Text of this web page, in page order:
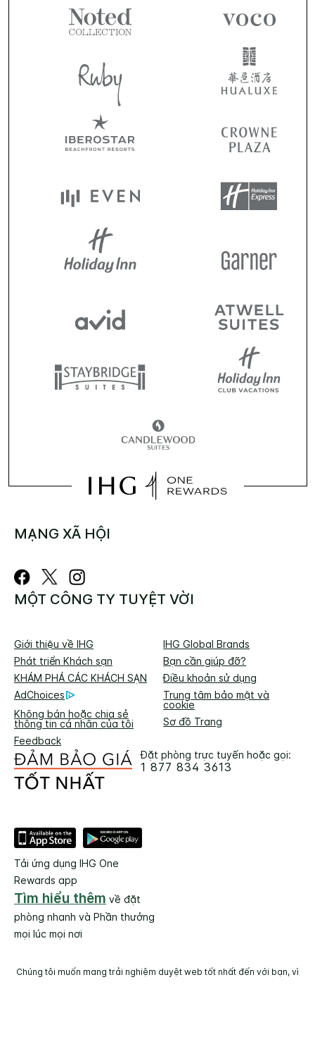
MẠNG XÃ HỘI
MỘT CÔNG TY TUYỆT VỜI
Giới thiệu về IHG
IHG Global Brands
Phát triển Khách sạn
Bạn cần giúp đỡ?
KHÁM PHÁ CÁC KHÁCH SẠN
Điều khoản sử dụng
AdChoices
Trung tâm bảo mật và
cookie
Không bán hoặc chia sẻ
thông tin cá nhân của tôi
Sơ đồ Trang
Feedback
Đặt phòng trực tuyến hoặc gọi:
1 877 834 3613
Tải ứng dụng IHG One
Rewards app
Tìm hiểu thêm về đặt
phòng nhanh và Phần thưởng
mọi lúc mọi nơi
Chúng tôi muốn mang trải nghiệm duyệt web tốt nhất đến với bạn, vì